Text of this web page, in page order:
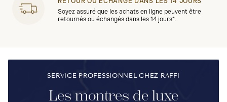
Soyez assuré que les achats en ligne peuvent être
retournés ou échangés dans les 14 jours*.
SERVICE PROFESSIONNEL CHEZ RAFFI
Les montres de luxe